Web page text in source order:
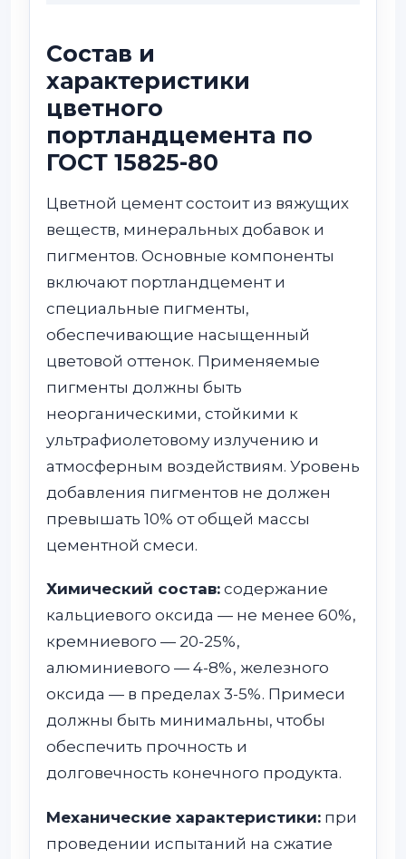
Состав и
характеристики
цветного
портландцемента по
ГОСТ 15825-80
Цветной цемент состоит из вяжущих
веществ, минеральных добавок и
пигментов. Основные компоненты
включают портландцемент и
специальные пигменты,
обеспечивающие насыщенный
цветовой оттенок. Применяемые
пигменты должны быть
неорганическими, стойкими к
ультрафиолетовому излучению и
атмосферным воздействиям. Уровень
добавления пигментов не должен
превышать 10% от общей массы
цементной смеси.
Химический состав: содержание
кальциевого оксида — не менее 60%,
кремниевого — 20-25%,
алюминиевого — 4-8%, железного
оксида — в пределах 3-5%. Примеси
должны быть минимальны, чтобы
обеспечить прочность и
долговечность конечного продукта.
Механические характеристики: при
проведении испытаний на сжатие